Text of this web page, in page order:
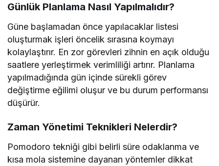
Günlük Planlama Nasıl Yapılmalıdır?
Güne başlamadan önce yapılacaklar listesi
oluşturmak işleri öncelik sırasına koymayı
kolaylaştırır. En zor görevleri zihnin en açık olduğu
saatlere yerleştirmek verimliliği artırır. Planlama
yapılmadığında gün içinde sürekli görev
değiştirme eğilimi oluşur ve bu durum performansı
düşürür.
Zaman Yönetimi Teknikleri Nelerdir?
Pomodoro tekniği gibi belirli süre odaklanma ve
kısa mola sistemine dayanan yöntemler dikkat